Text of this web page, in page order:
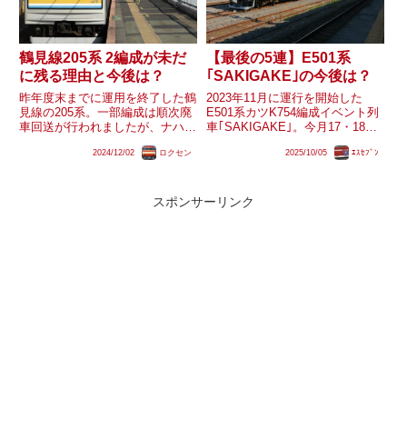
鶴見線205系 2編成が未だ
に残る理由と今後は？
昨年度末までに運用を終了した鶴
見線の205系。一部編成は順次廃
車回送が行われましたが、ナハ
ます。鶴見線205系の廃車回送自
今後はどうなるのでしょうか...
2024/12/02 ロクセン
【最後の5連】E501系
｢SAKIGAKE｣の今後は？
2023年11月に運行を開始した
E501系カツK754編成イベント列
車｢SAKIGAKE｣。今月17・18日
に上野駅に入線予定である事でも
ツ...
2025/10/05 ｴｽｾﾌﾞﾝ
スポンサーリンク